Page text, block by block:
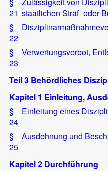
21 staatlichen Straf- oder
§
22
§
23
Verwertungsverbot,
Teil 3 Behördliches
Kapitel 1 Einleitung,
§
24
Einleitung eines
§
25
Ausdehnung und
Kapitel 2 Durchführung